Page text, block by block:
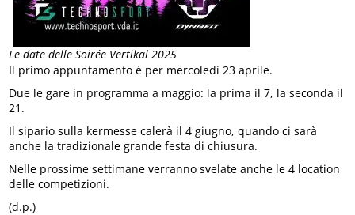
Le date delle Soirée Vertikal 2025
Il primo appuntamento è per mercoledì 23 aprile.
Due le gare in programma a maggio: la prima il 7, la seconda il
21.
Il sipario sulla kermesse calerà il 4 giugno, quando ci sarà
anche la tradizionale grande festa di chiusura.
Nelle prossime settimane verranno svelate anche le 4 location
delle competizioni.
(d.p.)